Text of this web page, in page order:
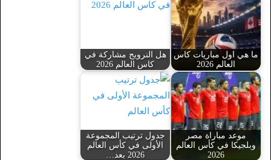
ما هي اول مباريات كاس
العالم 2026
هل النرويج مشاركة في
كاس العالم 2026
موعد مباراة مصر
وبلجيكا في كأس العالم
2026
جدول ترتيب المجموعة
الأولى في كأس العالم
2026 بعد…